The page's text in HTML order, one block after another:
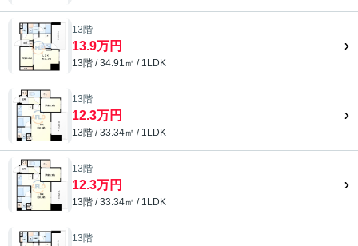
13階
13.9万円
13階 / 34.91㎡ / 1LDK
13階
12.3万円
13階 / 33.34㎡ / 1LDK
13階
12.3万円
13階 / 33.34㎡ / 1LDK
13階